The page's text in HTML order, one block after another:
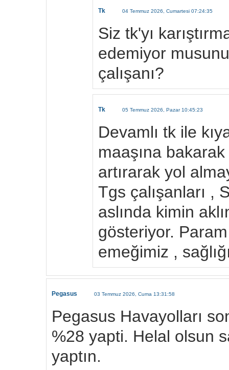
Tk 04 Temmuz 2026, Cumartesi 07:24:35
Siz tk'yı
edemiyor
çalışanı?
Tk 05 Temmuz 2026, Pazar 10:45:23
Devamlı tk ile
maaşına
artırarak yol
Tgs çalışanları ,
aslında kimin
gösteriyor.
emeğimiz ,
Pegasus 03 Temmuz 2026, Cuma 13:31:58
Pegasus Havayolları
%28 yapti. Helal olsun
yaptın.